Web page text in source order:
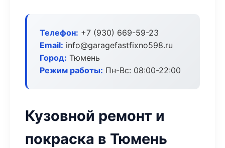
Телефон: +7 (930) 669-59-23
Email: info@garagefastfixno598.ru
Город: Тюмень
Режим работы: Пн-Вс: 08:00-22:00
Кузовной ремонт и
покраска в Тюмень